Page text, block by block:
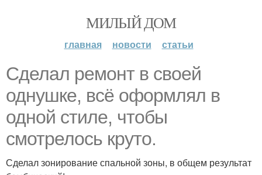
МИЛЫЙ ДОМ
главная новости статьи
Сделал ремонт в своей
однушке, всё оформлял в
одной стиле, чтобы
смотрелось круто.
Сделал зонирование спальной зоны, в общем результат